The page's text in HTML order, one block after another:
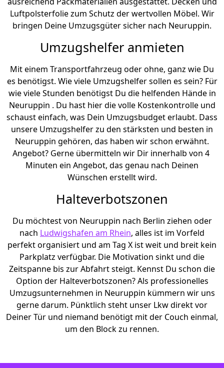
Luftpolsterfolie zum Schutz der wertvollen Möbel. Wir
bringen Deine Umzugsgüter sicher nach Neuruppin.
Umzugshelfer anmieten
Mit einem Transportfahrzeug oder ohne, ganz wie Du
es benötigst. Wie viele Umzugshelfer sollen es sein? Für
wie viele Stunden benötigst Du die helfenden Hände in
Neuruppin . Du hast hier die volle Kostenkontrolle und
schaust einfach, was Dein Umzugsbudget erlaubt. Dass
unsere Umzugshelfer zu den stärksten und besten in
Neuruppin gehören, das haben wir schon erwähnt.
Angebot? Gerne übermitteln wir Dir innerhalb von 4
Minuten ein Angebot, das genau nach Deinen
Wünschen erstellt wird.
Halteverbotszonen
Du möchtest von Neuruppin nach Berlin ziehen oder
nach Ludwigshafen am Rhein, alles ist im Vorfeld
perfekt organisiert und am Tag X ist weit und breit kein
Parkplatz verfügbar. Die Motivation sinkt und die
Zeitspanne bis zur Abfahrt steigt. Kennst Du schon die
Option der Halteverbotszonen? Als professionelles
Umzugsunternehmen in Neuruppin kümmern wir uns
gerne darum. Pünktlich steht unser Lkw direkt vor
Deiner Tür und niemand benötigt mit der Couch einmal,
um den Block zu rennen.